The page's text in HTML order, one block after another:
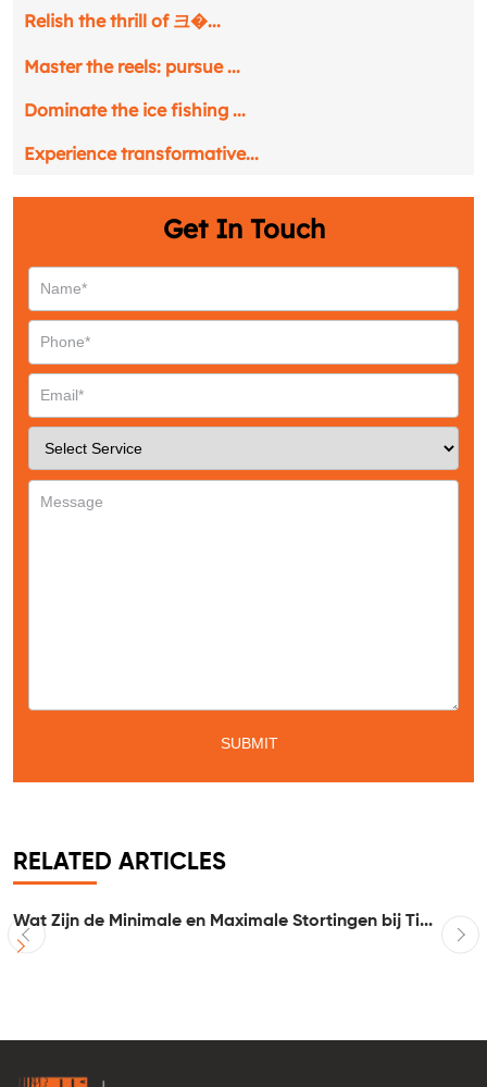
Request a CallBack
Name*
Message*
Relish the thrill of 크�...
Master the reels: pursue ...
Dominate the ice fishing ...
Experience transformative...
Get In Touch
RELATED ARTICLES
Wat Zijn de Minimale en Maximale Stortingen bij Ti...